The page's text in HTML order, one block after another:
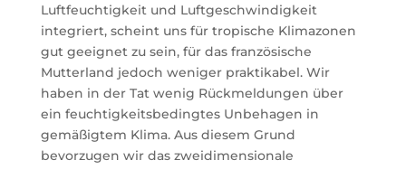
Luftfeuchtigkeit und Luftgeschwindigkeit
integriert, scheint uns für tropische Klimazonen
gut geeignet zu sein, für das französische
Mutterland jedoch weniger praktikabel. Wir
haben in der Tat wenig Rückmeldungen über
ein feuchtigkeitsbedingtes Unbehagen in
gemäßigtem Klima. Aus diesem Grund
bevorzugen wir das zweidimensionale